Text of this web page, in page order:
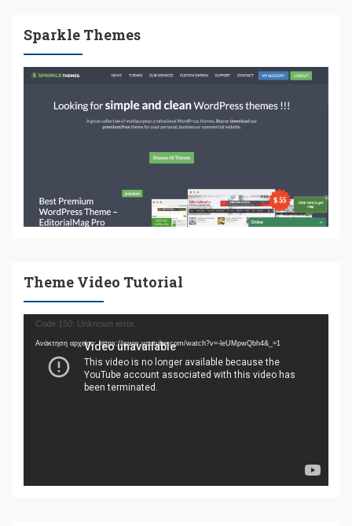
Sparkle Themes
Theme Video Tutorial
Πρόγραμμα
Αναπαραγωγής
Βίντεο
Code 150: Unknown error.
Ανάκτηση αρχείου: https://www.youtube.com/watch?v=-leUMpwQbh4&_=1